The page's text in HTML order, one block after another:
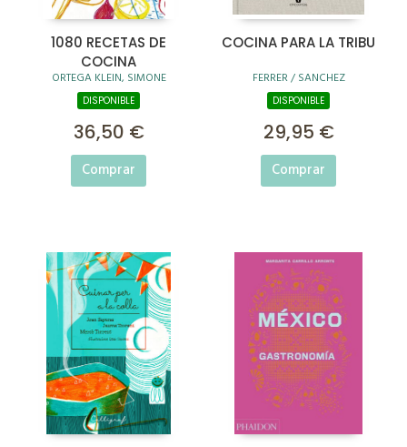
1080 RECETAS DE
COCINA
ORTEGA KLEIN, SIMONE
DISPONIBLE
36,50 €
Comprar
COCINA PARA LA TRIBU
FERRER / SANCHEZ
DISPONIBLE
29,95 €
Comprar